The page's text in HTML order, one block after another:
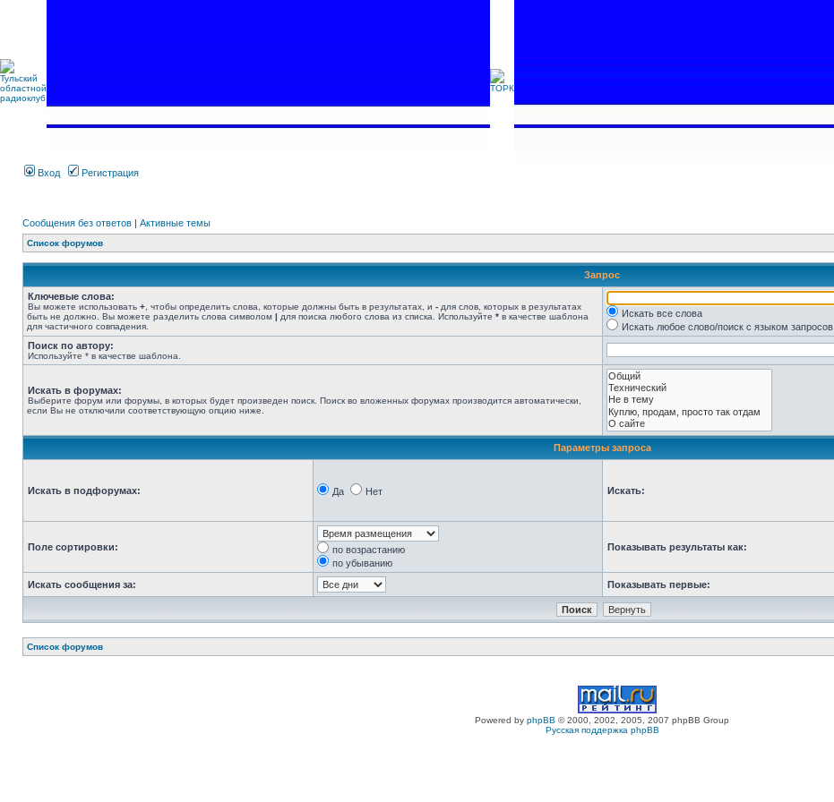
Вход Регистрация
Сообщения без ответов | Активные темы
Список форумов
Запрос
Ключевые слова:
Вы можете использовать + , чтобы определить слова, которые должны быть в результатах, и - для слов, которых в результатах
быть не должно. Вы можете разделить слова символом | для поиска любого слова из списка. Используйте * в качестве шаблона
для частичного совпадения.
Искать все слова
Искать любое слово/поиск с языком запросов
Поиск по автору:
Используйте * в качестве шаблона.
Искать в форумах:
Выберите форум или форумы, в которых будет произведен поиск. Поиск во вложенных форумах производится автоматически,
если Вы не отключили соответствующую опцию ниже.
Параметры запроса
Искать в подфорумах: Да Нет Искать:
Поле сортировки:
по возрастанию
по убыванию
Показывать результаты как:
Искать сообщения за: Показывать первые:
Список форумов
Powered by phpBB © 2000, 2002, 2005, 2007 phpBB Group
Русская поддержка phpBB